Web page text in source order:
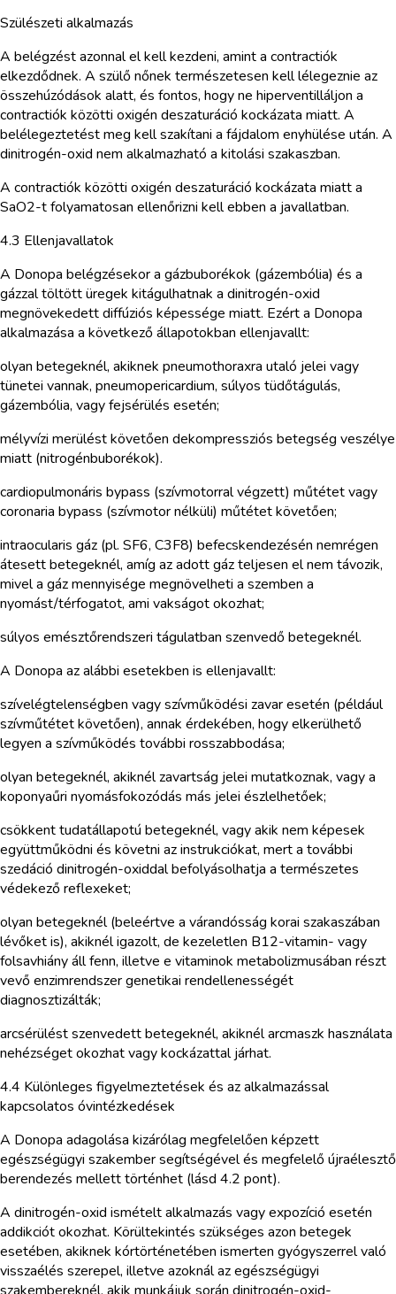
Szülészeti alkalmazás
A belégzést azonnal el kell kezdeni, amint a contractiók
elkezdődnek. A szülő nőnek természetesen kell lélegeznie az
összehúzódások alatt, és fontos, hogy ne hiperventilláljon a
contractiók közötti oxigén deszaturáció kockázata miatt. A
belélegeztetést meg kell szakítani a fájdalom enyhülése után. A
dinitrogén-oxid nem alkalmazható a kitolási szakaszban.
A contractiók közötti oxigén deszaturáció kockázata miatt a
SaO2-t folyamatosan ellenőrizni kell ebben a javallatban.
4.3 Ellenjavallatok
A Donopa belégzésekor a gázbuborékok (gázembólia) és a
gázzal töltött üregek kitágulhatnak a dinitrogén-oxid
megnövekedett diffúziós képessége miatt. Ezért a Donopa
alkalmazása a következő állapotokban ellenjavallt:
olyan betegeknél, akiknek pneumothoraxra utaló jelei vagy
tünetei vannak, pneumopericardium, súlyos tüdőtágulás,
gázembólia, vagy fejsérülés esetén;
mélyvízi merülést követően dekompressziós betegség veszélye
miatt (nitrogénbuborékok).
cardiopulmonáris bypass (szívmotorral végzett) műtétet vagy
coronaria bypass (szívmotor nélküli) műtétet követően;
intraocularis gáz (pl. SF6, C3F8) befecskendezésén nemrégen
átesett betegeknél, amíg az adott gáz teljesen el nem távozik,
mivel a gáz mennyisége megnövelheti a szemben a
nyomást/térfogatot, ami vakságot okozhat;
súlyos emésztőrendszeri tágulatban szenvedő betegeknél.
A Donopa az alábbi esetekben is ellenjavallt:
szívelégtelenségben vagy szívműködési zavar esetén (például
szívműtétet követően), annak érdekében, hogy elkerülhető
legyen a szívműködés további rosszabbodása;
olyan betegeknél, akiknél zavartság jelei mutatkoznak, vagy a
koponyaűri nyomásfokozódás más jelei észlelhetőek;
csökkent tudatállapotú betegeknél, vagy akik nem képesek
együttműködni és követni az instrukciókat, mert a további
szedáció dinitrogén-oxiddal befolyásolhatja a természetes
védekező reflexeket;
olyan betegeknél (beleértve a várandósság korai szakaszában
lévőket is), akiknél igazolt, de kezeletlen B12-vitamin- vagy
folsavhiány áll fenn, illetve e vitaminok metabolizmusában részt
vevő enzimrendszer genetikai rendellenességét
diagnosztizálták;
arcsérülést szenvedett betegeknél, akiknél arcmaszk használata
nehézséget okozhat vagy kockázattal járhat.
4.4 Különleges figyelmeztetések és az alkalmazással
kapcsolatos óvintézkedések
A Donopa adagolása kizárólag megfelelően képzett
egészségügyi szakember segítségével és megfelelő újraélesztő
berendezés mellett történhet (lásd 4.2 pont).
A dinitrogén-oxid ismételt alkalmazás vagy expozíció esetén
addikciót okozhat. Körültekintés szükséges azon betegek
esetében, akiknek kórtörténetében ismerten gyógyszerrel való
visszaélés szerepel, illetve azoknál az egészségügyi
szakembereknél, akik munkájuk során dinitrogén-oxid-